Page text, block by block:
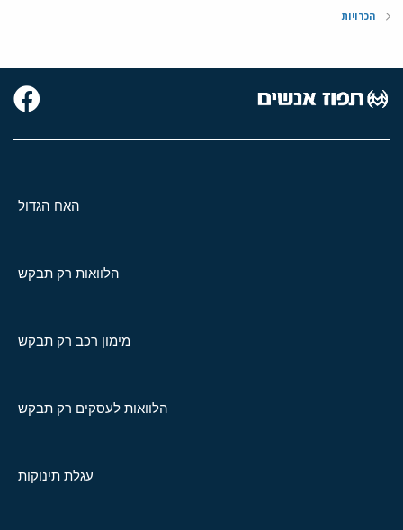
הכרויות
האח הגדול
הלוואות רק תבקש
מימון רכב רק תבקש
הלוואות לעסקים רק תבקש
עגלת תינוקות